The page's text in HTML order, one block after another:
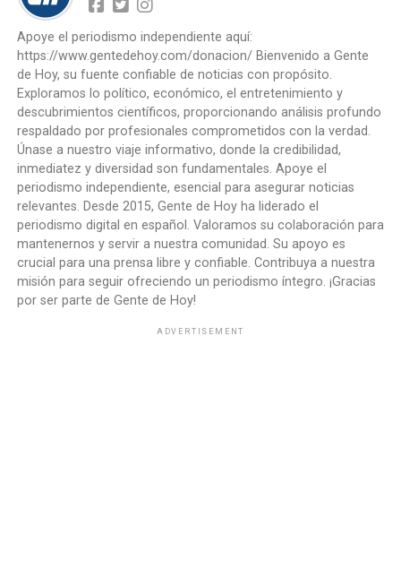
Apoye el periodismo independiente aquí:
https://www.gentedehoy.com/donacion/ Bienvenido a Gente
de Hoy, su fuente confiable de noticias con propósito.
Exploramos lo político, económico, el entretenimiento y
descubrimientos científicos, proporcionando análisis profundo
respaldado por profesionales comprometidos con la verdad.
Únase a nuestro viaje informativo, donde la credibilidad,
inmediatez y diversidad son fundamentales. Apoye el
periodismo independiente, esencial para asegurar noticias
relevantes. Desde 2015, Gente de Hoy ha liderado el
periodismo digital en español. Valoramos su colaboración para
mantenernos y servir a nuestra comunidad. Su apoyo es
crucial para una prensa libre y confiable. Contribuya a nuestra
misión para seguir ofreciendo un periodismo íntegro. ¡Gracias
por ser parte de Gente de Hoy!
ADVERTISEMENT